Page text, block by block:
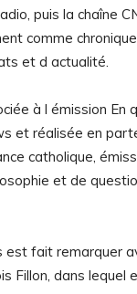
puis la chaîne
comme
et d actualité.
à l émission En
et réalisée en
catholique,
et de
est fait remarquer
Fillon, dans lequel